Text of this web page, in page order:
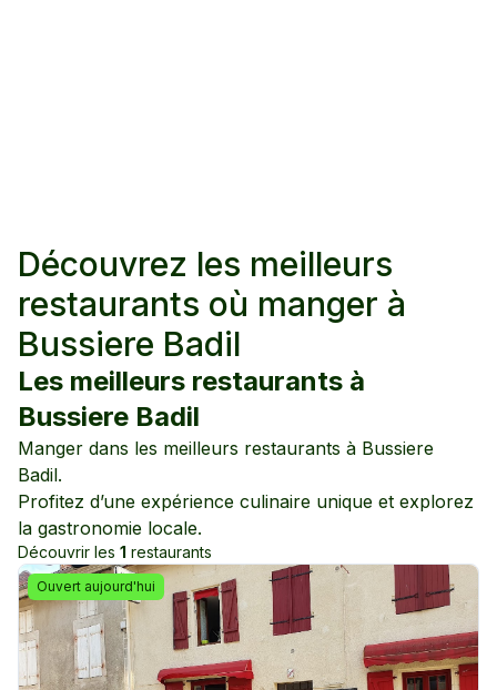
Découvrez les meilleurs
restaurants où manger à
Bussiere Badil
Les meilleurs restaurants à
Bussiere Badil
Manger dans les meilleurs restaurants à Bussiere
Badil.
Profitez d’une expérience culinaire unique et explorez
la gastronomie locale.
Découvrir les 1 restaurants
Ouvert aujourd'hui